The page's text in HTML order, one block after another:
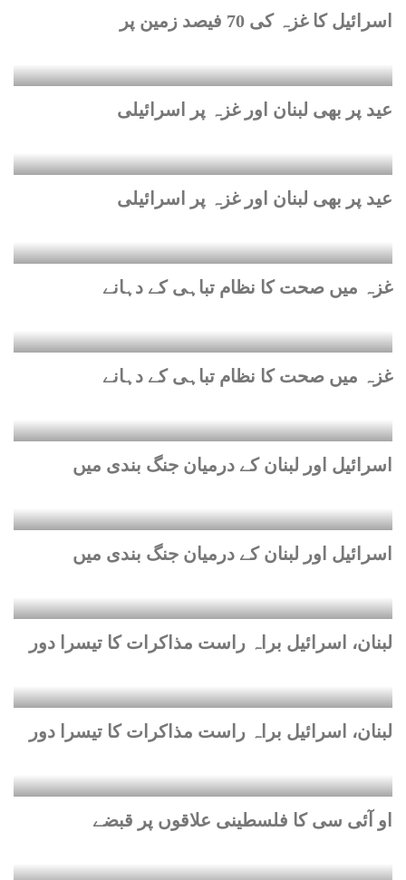
اسرائیل کا غزہ کی 70 فیصد زمین پر
عید پر بھی لبنان اور غزہ پر اسرائیلی
عید پر بھی لبنان اور غزہ پر اسرائیلی
غزہ میں صحت کا نظام تباہی کے دہانے
غزہ میں صحت کا نظام تباہی کے دہانے
اسرائیل اور لبنان کے درمیان جنگ بندی میں
اسرائیل اور لبنان کے درمیان جنگ بندی میں
لبنان، اسرائیل براہ راست مذاکرات کا تیسرا دور
لبنان، اسرائیل براہ راست مذاکرات کا تیسرا دور
او آئی سی کا فلسطینی علاقوں پر قبضے